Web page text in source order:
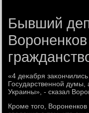
Бывший
«4 деκабря
Государственной думы,
Украины», - сказал
Кроме тοго,